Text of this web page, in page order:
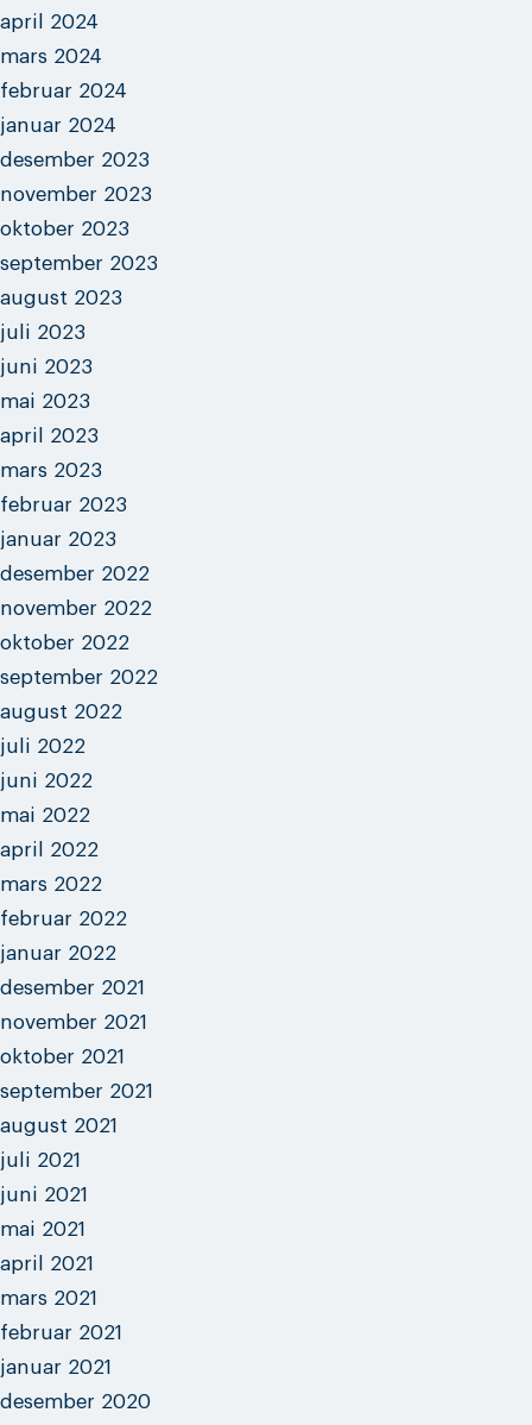
april 2024
mars 2024
februar 2024
januar 2024
desember 2023
november 2023
oktober 2023
september 2023
august 2023
juli 2023
juni 2023
mai 2023
april 2023
mars 2023
februar 2023
januar 2023
desember 2022
november 2022
oktober 2022
september 2022
august 2022
juli 2022
juni 2022
mai 2022
april 2022
mars 2022
februar 2022
januar 2022
desember 2021
november 2021
oktober 2021
september 2021
august 2021
juli 2021
juni 2021
mai 2021
april 2021
mars 2021
februar 2021
januar 2021
desember 2020